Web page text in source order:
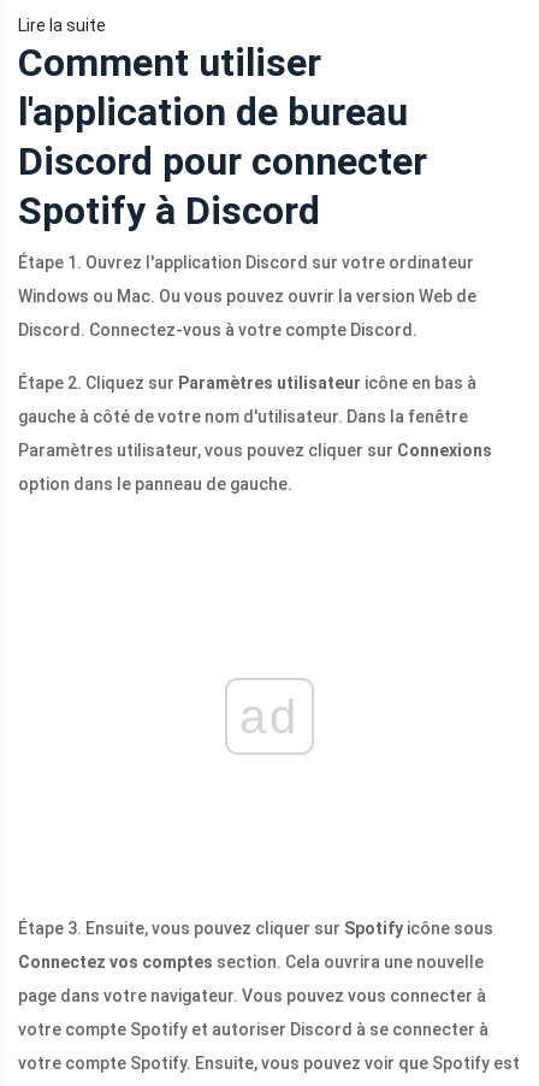
Lire la suite
Comment utiliser
l'application de bureau
Discord pour connecter
Spotify à Discord
Étape 1. Ouvrez l'application Discord sur votre ordinateur
Windows ou Mac. Ou vous pouvez ouvrir la version Web de
Discord. Connectez-vous à votre compte Discord.
Étape 2. Cliquez sur Paramètres utilisateur icône en bas à
gauche à côté de votre nom d'utilisateur. Dans la fenêtre
Paramètres utilisateur, vous pouvez cliquer sur Connexions
option dans le panneau de gauche.
ad
Étape 3. Ensuite, vous pouvez cliquer sur Spotify icône sous
Connectez vos comptes section. Cela ouvrira une nouvelle
page dans votre navigateur. Vous pouvez vous connecter à
votre compte Spotify et autoriser Discord à se connecter à
votre compte Spotify. Ensuite, vous pouvez voir que Spotify est